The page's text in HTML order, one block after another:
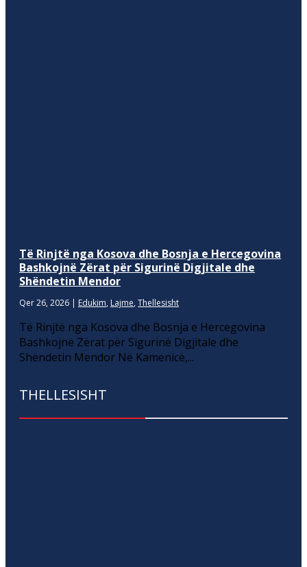
Të Rinjtë nga Kosova dhe Bosnja e Hercegovina
Bashkojnë Zërat për Sigurinë Digjitale dhe
Shëndetin Mendor
Qer 26, 2026 | Edukim, Lajme, Thellesisht
Të Rinjtë nga Kosova dhe Bosnja e Hercegovina
Bashkojnë Zërat për Sigurinë Digjitale dhe
Shëndetin Mendor Në Kamenicë,...
THELLESISHT